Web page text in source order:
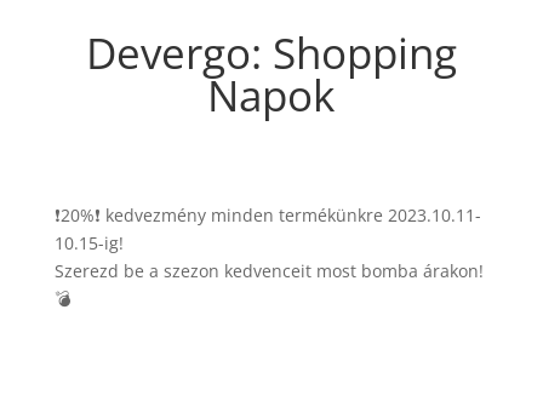
Devergo: Shopping
Napok
❗20%❗ kedvezmény minden termékünkre 2023.10.11-
10.15-ig!
Szerezd be a szezon kedvenceit most bomba árakon!
💣